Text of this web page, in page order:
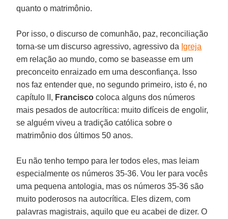
quanto o matrimônio.
Por isso, o discurso de comunhão, paz, reconciliação
torna-se um discurso agressivo, agressivo da Igreja
em relação ao mundo, como se baseasse em um
preconceito enraizado em uma desconfiança. Isso
nos faz entender que, no segundo primeiro, isto é, no
capítulo II, Francisco coloca alguns dos números
mais pesados de autocrítica: muito difíceis de engolir,
se alguém viveu a tradição católica sobre o
matrimônio dos últimos 50 anos.
Eu não tenho tempo para ler todos eles, mas leiam
especialmente os números 35-36. Vou ler para vocês
uma pequena antologia, mas os números 35-36 são
muito poderosos na autocrítica. Eles dizem, com
palavras magistrais, aquilo que eu acabei de dizer. O